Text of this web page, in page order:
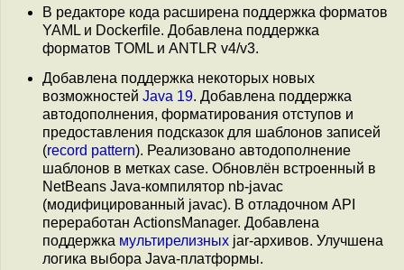
В редакторе кода расширена поддержка форматов
YAML и Dockerfile. Добавлена поддержка
форматов TOML и ANTLR v4/v3.
Добавлена поддержка некоторых новых
возможностей Java 19. Добавлена поддержка
автодополнения, форматирования отступов и
предоставления подсказок для шаблонов записей
(record pattern). Реализовано автодополнение
шаблонов в метках case. Обновлён встроенный в
NetBeans Java-компилятор nb-javac
(модифицированный javac). В отладочном API
переработан ActionsManager. Добавлена
поддержка мультирелизных jar-архивов. Улучшена
логика выбора Java-платформы.